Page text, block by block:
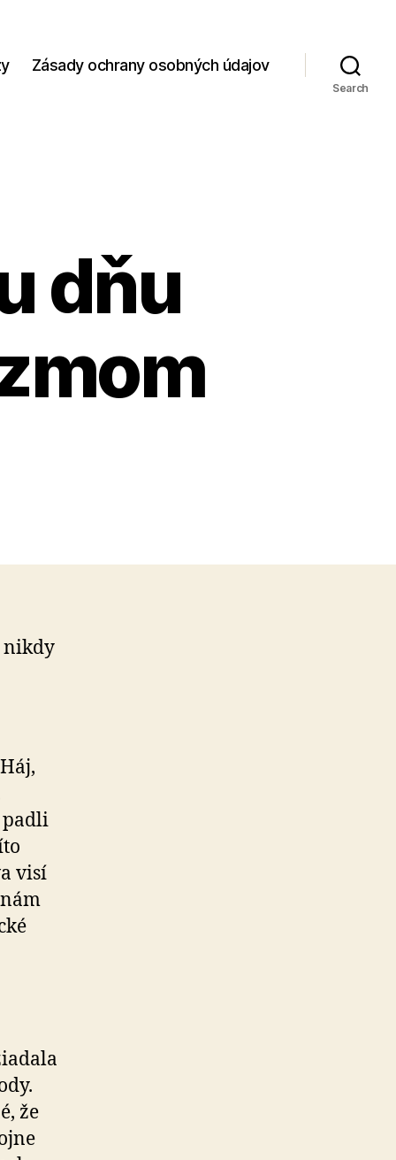
Zásady ochrany osobných údajov
Search
dňu
nikdy
padli
visí
že